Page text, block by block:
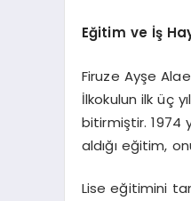
Eğitim ve İş
Firuze Ayşe
İlkokulun ilk üç
bitirmiştir. 1974
aldığı eğitim,
Lise eğitimini